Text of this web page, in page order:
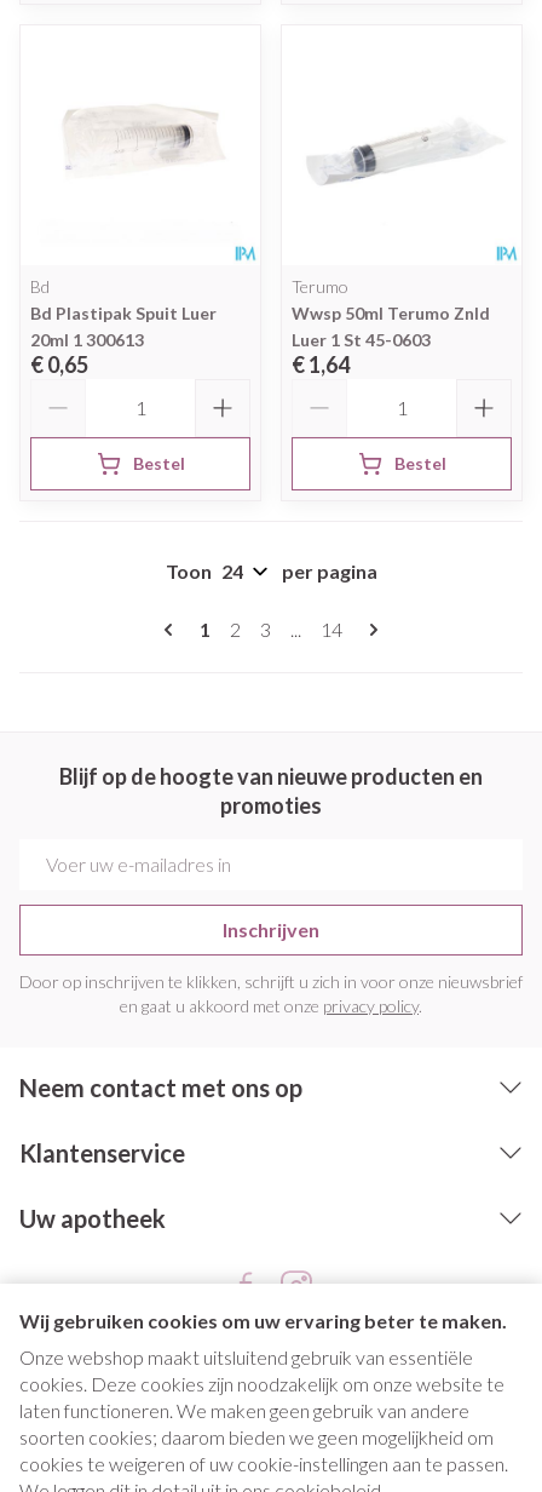
Wij gebruiken cookies om uw ervaring beter te maken.
Onze webshop maakt uitsluitend gebruik van essentiële
cookies. Deze cookies zijn noodzakelijk om onze website te
laten functioneren. We maken geen gebruik van andere
soorten cookies; daarom bieden we geen mogelijkheid om
cookies te weigeren of uw cookie-instellingen aan te passen.
Bd
Bd Plastipak Spuit Luer
20ml 1 300613
€ 0,65
Bestel
Terumo
Wwsp 50ml Terumo Znld
Luer 1 St 45-0603
€ 1,64
Bestel
Pagina's
U lees momenteel pagina
1 Pagina
2 Pagina
3 ... Pagina
14
Toon per pagina
Blijf op de hoogte van nieuwe producten en
promoties
Inschrijven
Door op inschrijven te klikken, schrijft u zich in voor onze nieuwsbrief
en gaat u akkoord met onze privacy policy.
Neem contact met ons op
Klantenservice
Uw apotheek
Juridische links